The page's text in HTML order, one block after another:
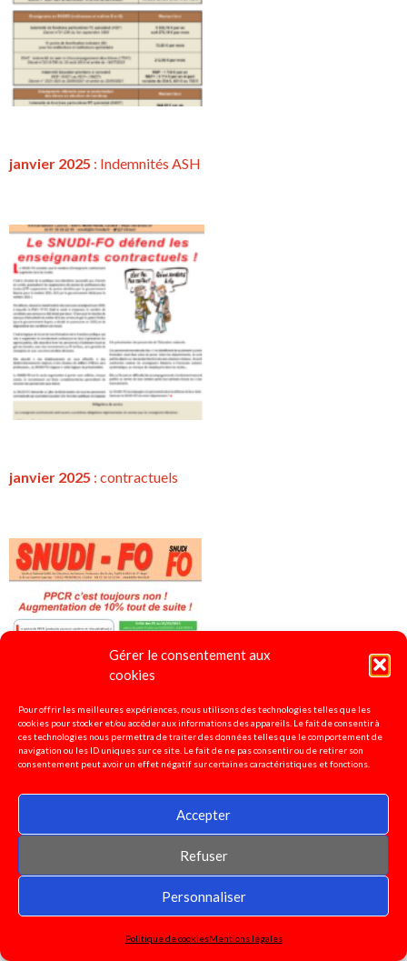
Gérer le consentement aux
cookies
Pour offrir les meilleures expériences, nous utilisons des technologies telles que les
cookies pour stocker et/ou accéder aux informations des appareils. Le fait de consentir à
ces technologies nous permettra de traiter des données telles que le comportement de
navigation ou les ID uniques sur ce site. Le fait de ne pas consentir ou de retirer son
consentement peut avoir un effet négatif sur certaines caractéristiques et fonctions.
Accepter
Refuser
Personnaliser
Politique de cookiesMentions légales
janvier 2025 : Indemnités ASH
janvier 2025 : contractuels
4 pages spécial PPCR 2023